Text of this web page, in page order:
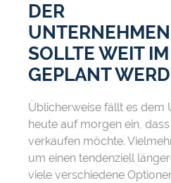
DER
SOLLTE WEIT
GEPLANT
Üblicherweise fällt es dem
heute auf morgen ein,
verkaufen möchte.
um einen tendenziell
viele verschiedene